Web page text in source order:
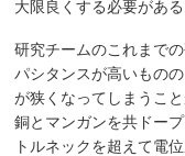
大限良くする必要がある
研究チームのこれまで
パシタンスが高いもの
が狭くなってしまうこ
銅とマンガンを共ドー
トルネックを超えて電